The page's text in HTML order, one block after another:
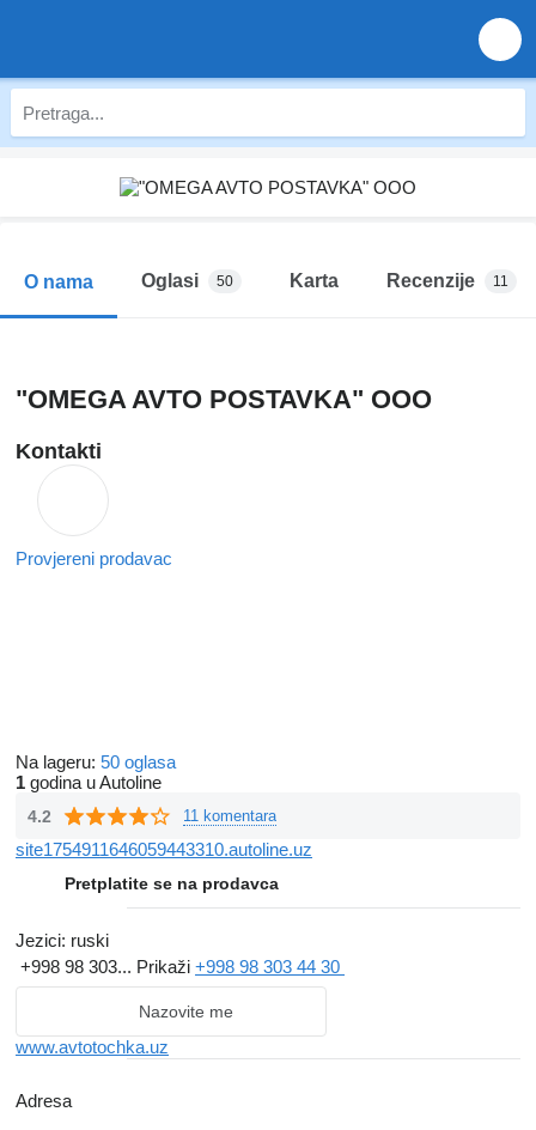
O nama Oglasi 50 Karta Recenzije 11
"OMEGA AVTO POSTAVKA" OOO
Kontakti
Provjereni prodavac
Na lageru: 50 oglasa
1 godina u Autoline
4.2 11 komentara
site1754911646059443310.autoline.uz
Pretplatite se na prodavca
Jezici: ruski
+998 98 303... Prikaži +998 98 303 44 30
Nazovite me
www.avtotochka.uz
Adresa